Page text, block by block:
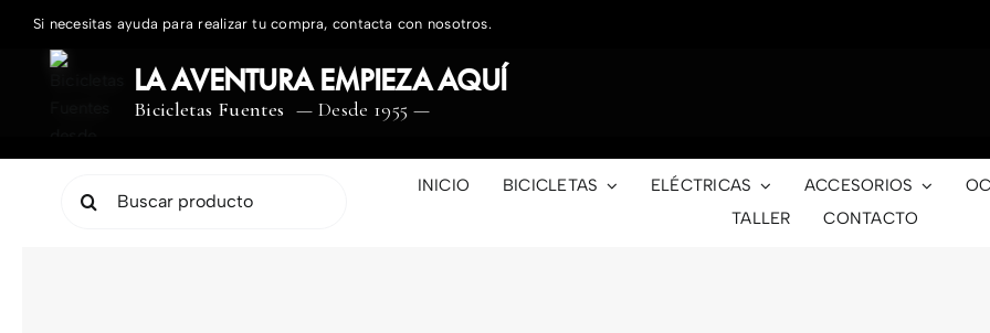
contenido
Si necesitas ayuda para realizar tu compra, contacta con nosotros.
LA AVENTURA EMPIEZA AQUÍ
Bicicletas Fuentes — Desde 1955 —
INICIO BICICLETAS ELÉCTRICAS ACCESORIOS
TALLER
CONTACTO